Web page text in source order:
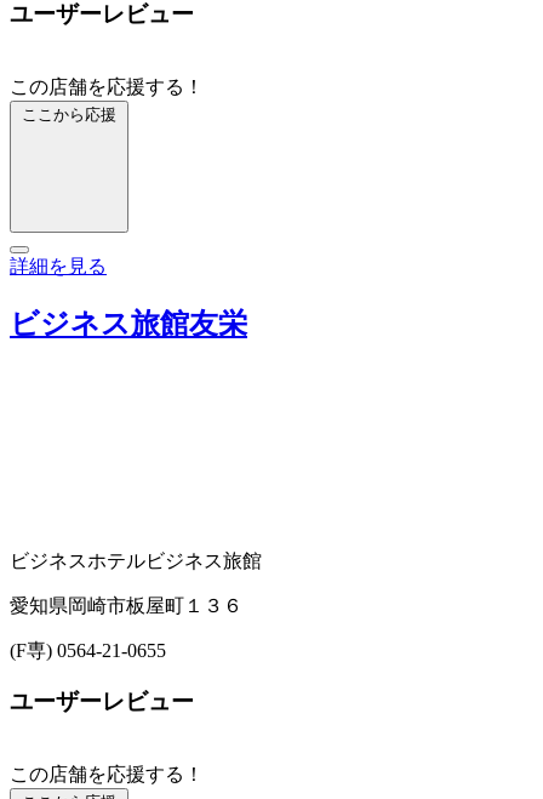
ユーザーレビュー
この店舗を応援する！
ここから応援
詳細を見る
ビジネス旅館友栄
ビジネスホテルビジネス旅館
愛知県岡崎市板屋町１３６
(F専) 0564-21-0655
ユーザーレビュー
この店舗を応援する！